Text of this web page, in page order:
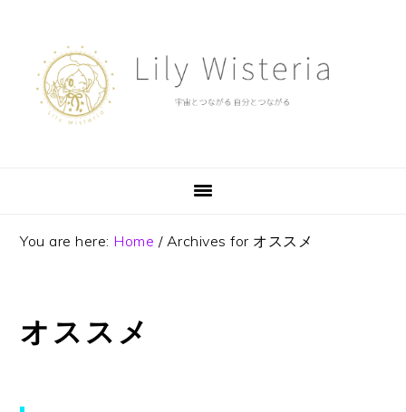
primary
navigation
content
You are here: Home /Archives for オススメ
オススメ